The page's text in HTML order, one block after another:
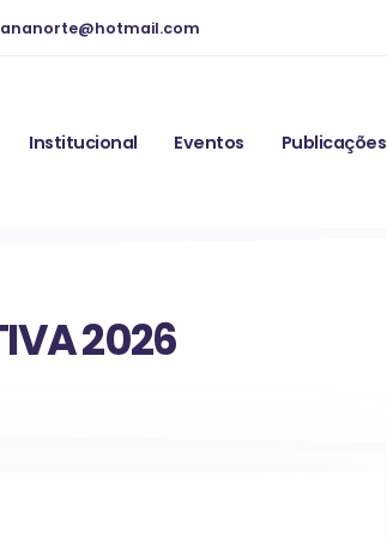
Institucional Eventos Publicações
2026